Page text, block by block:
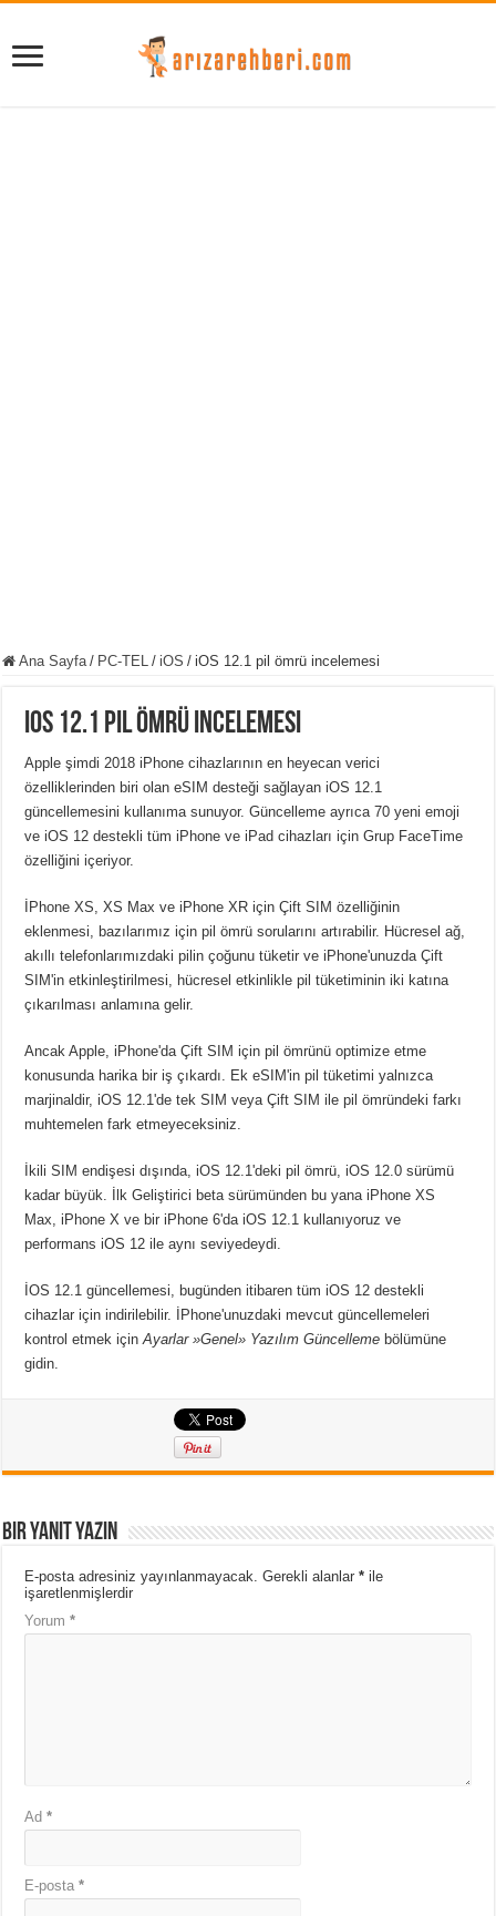
Ana Sayfa / PC-TEL / iOS / iOS 12.1 pil ömrü incelemesi
iOS 12.1 pil ömrü incelemesi
Apple şimdi 2018 iPhone cihazlarının en heyecan verici
özelliklerinden biri olan eSIM desteği sağlayan iOS 12.1
güncellemesini kullanıma sunuyor. Güncelleme ayrıca 70 yeni emoji
ve iOS 12 destekli tüm iPhone ve iPad cihazları için Grup FaceTime
özelliğini içeriyor.
İPhone XS, XS Max ve iPhone XR için Çift SIM özelliğinin
eklenmesi, bazılarımız için pil ömrü sorularını artırabilir. Hücresel ağ,
akıllı telefonlarımızdaki pilin çoğunu tüketir ve iPhone'unuzda Çift
SIM'in etkinleştirilmesi, hücresel etkinlikle pil tüketiminin iki katına
çıkarılması anlamına gelir.
Ancak Apple, iPhone'da Çift SIM için pil ömrünü optimize etme
konusunda harika bir iş çıkardı. Ek eSIM'in pil tüketimi yalnızca
marjinaldir, iOS 12.1'de tek SIM veya Çift SIM ile pil ömründeki farkı
muhtemelen fark etmeyeceksiniz.
İkili SIM endişesi dışında, iOS 12.1'deki pil ömrü, iOS 12.0 sürümü
kadar büyük. İlk Geliştirici beta sürümünden bu yana iPhone XS
Max, iPhone X ve bir iPhone 6'da iOS 12.1 kullanıyoruz ve
performans iOS 12 ile aynı seviyedeydi.
İOS 12.1 güncellemesi, bugünden itibaren tüm iOS 12 destekli
cihazlar için indirilebilir. İPhone'unuzdaki mevcut güncellemeleri
kontrol etmek içinAyarlar »Genel» Yazılım Güncelleme bölümüne
gidin.
Bir yanıt yazın
E-posta adresiniz yayınlanmayacak. Gerekli alanlar* ile
işaretlenmişlerdir
Yorum*
Ad*
E-posta*